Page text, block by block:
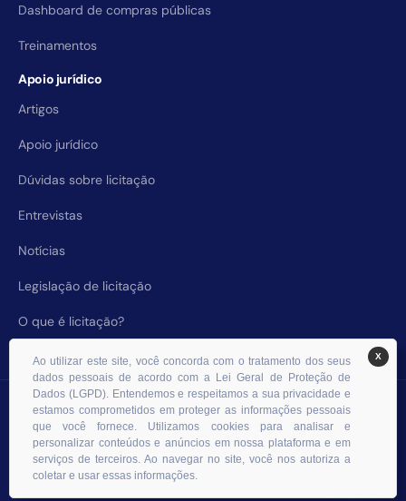
Dashboard de compras públicas
Treinamentos
Apoio jurídico
Artigos
Apoio jurídico
Dúvidas sobre licitação
Entrevistas
Notícias
Legislação de licitação
O que é licitação?
© 2026 RHS Licitações. Todos os direitos reservados.
X
Ao utilizar este site, você concorda com o tratamento dos seus
dados pessoais de acordo com a Lei Geral de Proteção de
Dados (LGPD). Entendemos e respeitamos a sua privacidade e
estamos comprometidos em proteger as informações pessoais
que você fornece. Utilizamos cookies para analisar e
personalizar conteúdos e anúncios em nossa plataforma e em
serviços de terceiros. Ao navegar no site, você nos autoriza a
coletar e usar essas informações.